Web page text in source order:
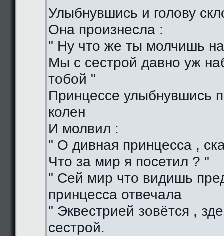
Улыбнувшись и голову
Она произнесла :
" Ну что же ты молчишь
Мы с сестрой давно уж
тобой "
Принцессе улыбнувшись
колен
И молвил :
" О дивная принцесса ,
Что за мир я посетил ? "
" Сей мир что видишь
принцесса отвечала
" Эквестрией зовётся ,
сестрой.